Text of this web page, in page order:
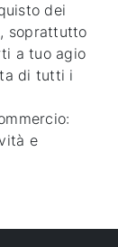
dei
soprattutto
a tuo agio
di tutti i
e